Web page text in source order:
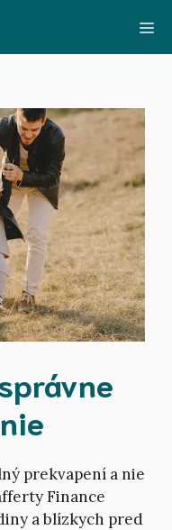
prekvapení a nie
Finance
a blízkych pred